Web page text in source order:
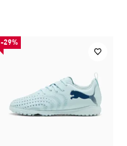
-29%